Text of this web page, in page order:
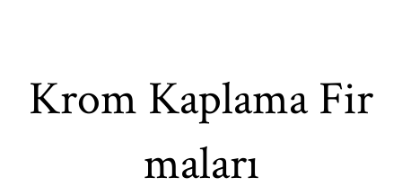
Krom Kaplama Fir
maları